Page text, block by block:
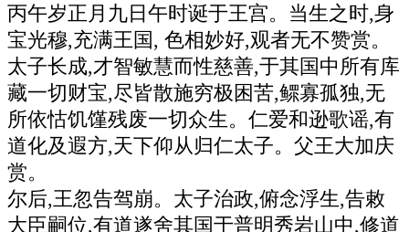
丙午岁正月九日午时诞于王宫。当生之时,身
宝光穆,充满王国, 色相妙好,观者无不赞赏。
太子长成,才智敏慧而性慈善,于其国中所有库
藏一切财宝,尽皆散施穷极困苦,鳏寡孤独,无
所依怙饥馑残废一切众生。仁爱和逊歌谣,有
道化及遐方,天下仰从归仁太子。父王大加庆
赏。
尔后,王忽告驾崩。太子治政,俯念浮生,告敕
大臣嗣位,有道遂舍其国于普明秀岩山中,修道